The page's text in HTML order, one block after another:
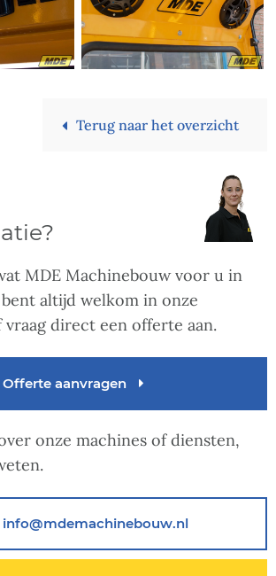
Terug naar het overzicht
MDE Machinebouw voor u in
altijd welkom in onze
direct een offerte aan.
Offerte aanvragen
onze machines of diensten,
info@mdemachinebouw.nl